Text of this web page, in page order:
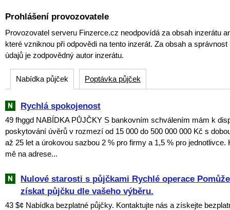
Prohlášení provozovatele
Provozovatel serveru Finzerce.cz neodpovídá za obsah inzerátu
které vzniknou při odpovědi na tento inzerát. Za obsah a
údajů je zodpovědný autor inzerátu.
Nabídka půjček Poptávka půjček
Rychlá spokojenost
49 fhggd NABÍDKA PŮJČKY S bankovním schválením mám k
poskytování úvěrů v rozmezí od 15 000 do 500 000 000 Kč s
až 25 let a úrokovou sazbou 2 % pro firmy a 1,5 % pro jednotlivce.
mě na adrese...
Nulové starosti s půjčkami Rychlé operace
získat půjčku dle vašeho výběru.
43 $¢ Nabídka bezplatné půjčky. Kontaktujte nás a získejte